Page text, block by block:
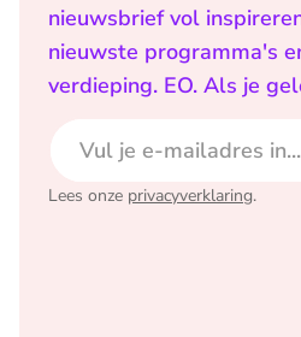
nieuwsbrief vol
nieuwste programma's
verdieping. EO. Als je
Lees onze privacyverklaring.